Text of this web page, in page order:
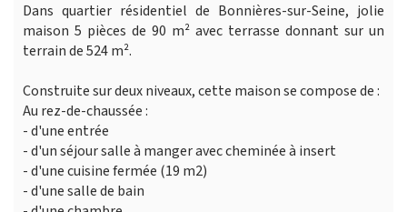
Dans quartier résidentiel de Bonnières-sur-Seine, jolie
maison 5 pièces de 90 m² avec terrasse donnant sur un
terrain de 524 m².
Construite sur deux niveaux, cette maison se compose de :
Au rez-de-chaussée :
- d'une entrée
- d'un séjour salle à manger avec cheminée à insert
- d'une cuisine fermée (19 m2)
- d'une salle de bain